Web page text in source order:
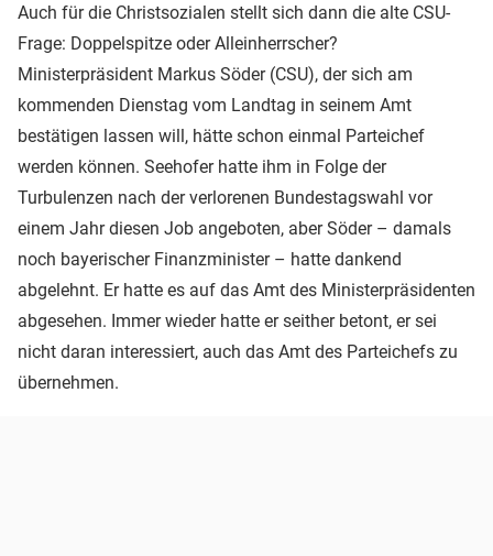
Auch für die Christsozialen stellt sich dann die alte CSU-
Frage: Doppelspitze oder Alleinherrscher?
Ministerpräsident Markus Söder (CSU), der sich am
kommenden Dienstag vom Landtag in seinem Amt
bestätigen lassen will, hätte schon einmal Parteichef
werden können. Seehofer hatte ihm in Folge der
Turbulenzen nach der verlorenen Bundestagswahl vor
einem Jahr diesen Job angeboten, aber Söder – damals
noch bayerischer Finanzminister – hatte dankend
abgelehnt. Er hatte es auf das Amt des Ministerpräsidenten
abgesehen. Immer wieder hatte er seither betont, er sei
nicht daran interessiert, auch das Amt des Parteichefs zu
übernehmen.